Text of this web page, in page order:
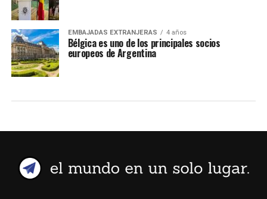
EMBAJADAS EXTRANJERAS 4 años
Bélgica es uno de los principales socios
europeos de Argentina